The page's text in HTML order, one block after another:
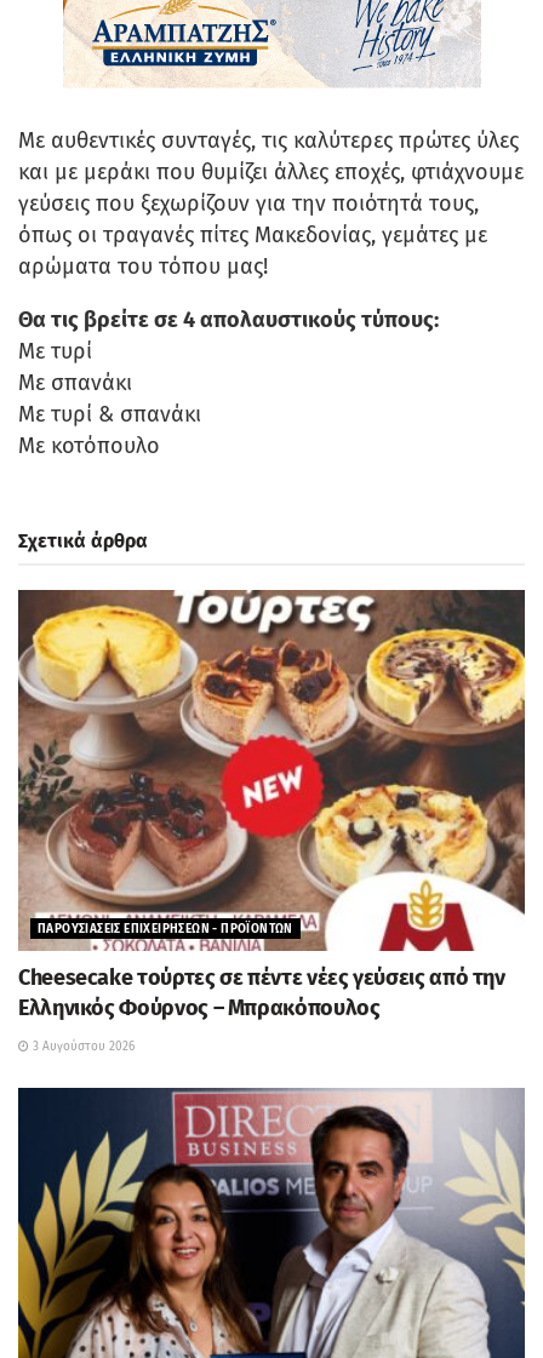
Με αυθεντικές συνταγές, τις καλύτερες πρώτες ύλες
και με μεράκι που θυμίζει άλλες εποχές, φτιάχνουμε
γεύσεις που ξεχωρίζουν για την ποιότητά τους,
όπως οι τραγανές πίτες Μακεδονίας, γεμάτες με
αρώματα του τόπου μας!
Θα τις βρείτε σε 4 απολαυστικούς τύπους:
Με τυρί
Με σπανάκι
Με τυρί & σπανάκι
Με κοτόπουλο
Σχετικά άρθρα
ΠΑΡΟΥΣΙΑΣΕΙΣ ΕΠΙΧΕΙΡΗΣΕΩΝ - ΠΡΟΪΟΝΤΩΝ
Cheesecake τούρτες σε πέντε νέες γεύσεις από την
Ελληνικός Φούρνος – Μπρακόπουλος
3 Αυγούστου 2026